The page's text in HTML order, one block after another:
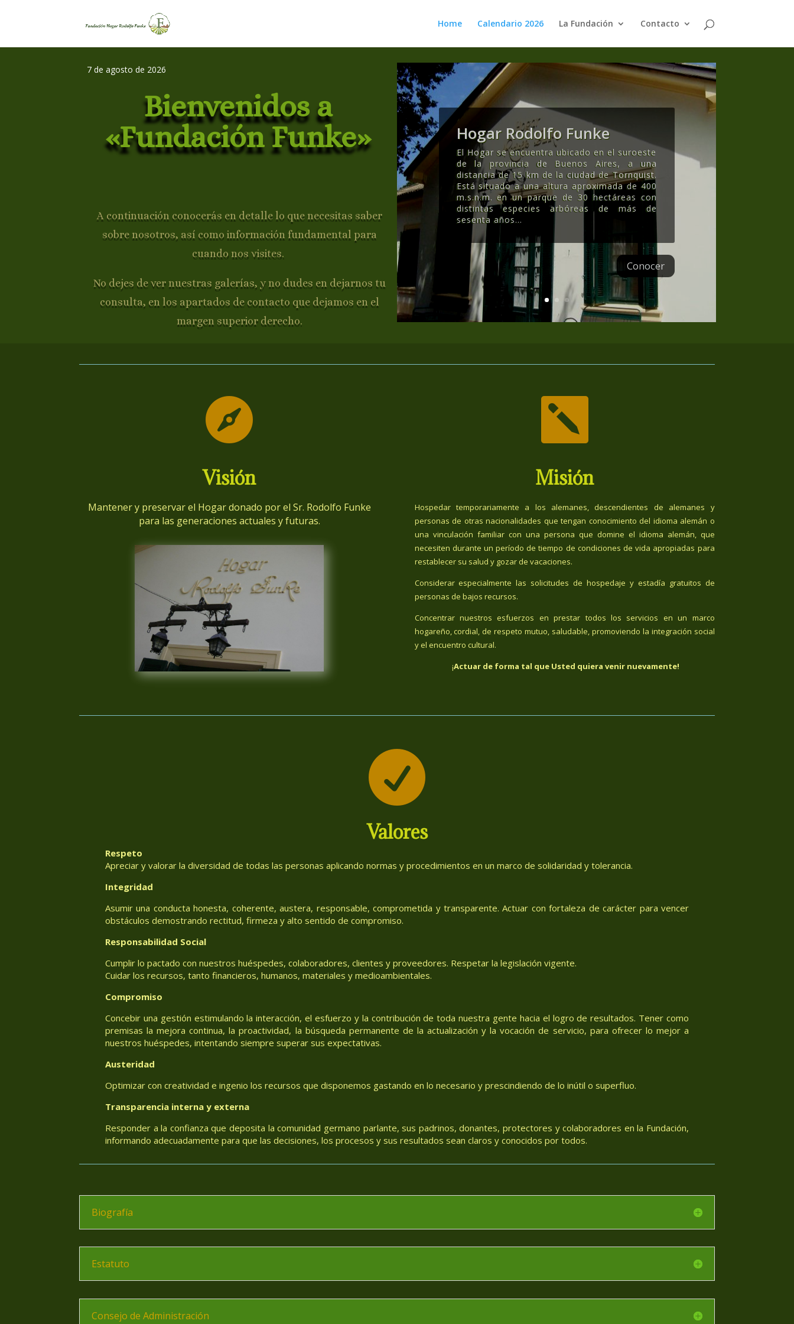
Home Calendario 2026 La Fundación Contacto
7 de agosto de 2026
Bienvenidos a
«Fundación Funke»
A continuación conocerás en detalle lo que necesitas saber
sobre nosotros, así como información fundamental para
cuando nos visites.
No dejes de ver nuestras galerías, y no dudes en dejarnos tu
consulta, en los apartados de contacto que dejamos en el
margen superior derecho.
Hogar Rodolfo Funke
El Hogar se encuentra ubicado en el suroeste
de la provincia de Buenos Aires, a una
distancia de 15 km de la ciudad de Tornquist.
Está situado a una altura aproximada de 400
m.s.n.m. en un parque de 30 hectáreas con
distintas especies arbóreas de más de
sesenta años...
Conocer

Visión
Mantener y preservar el Hogar donado por el Sr. Rodolfo Funke
para las generaciones actuales y futuras.

Misión
Hospedar temporariamente a los alemanes, descendientes de alemanes y
personas de otras nacionalidades que tengan conocimiento del idioma alemán o
una vinculación familiar con una persona que domine el idioma alemán, que
necesiten durante un período de tiempo de condiciones de vida apropiadas para
restablecer su salud y gozar de vacaciones.
Considerar especialmente las solicitudes de hospedaje y estadía gratuitos de
personas de bajos recursos.
Concentrar nuestros esfuerzos en prestar todos los servicios en un marco
hogareño, cordial, de respeto mutuo, saludable, promoviendo la integración social
y el encuentro cultural.
¡Actuar de forma tal que Usted quiera venir nuevamente!

Valores
Respeto
Apreciar y valorar la diversidad de todas las personas aplicando normas y procedimientos en un marco de solidaridad y tolerancia.
Integridad
Asumir una conducta honesta, coherente, austera, responsable, comprometida y transparente. Actuar con fortaleza de carácter para vencer
obstáculos demostrando rectitud, firmeza y alto sentido de compromiso.
Responsabilidad Social
Cumplir lo pactado con nuestros huéspedes, colaboradores, clientes y proveedores. Respetar la legislación vigente.
Cuidar los recursos, tanto financieros, humanos, materiales y medioambientales.
Compromiso
Concebir una gestión estimulando la interacción, el esfuerzo y la contribución de toda nuestra gente hacia el logro de resultados. Tener como
premisas la mejora continua, la proactividad, la búsqueda permanente de la actualización y la vocación de servicio, para ofrecer lo mejor a
nuestros huéspedes, intentando siempre superar sus expectativas.
Austeridad
Optimizar con creatividad e ingenio los recursos que disponemos gastando en lo necesario y prescindiendo de lo inútil o superfluo.
Transparencia interna y externa
Responder a la confianza que deposita la comunidad germano parlante, sus padrinos, donantes, protectores y colaboradores en la Fundación,
informando adecuadamente para que las decisiones, los procesos y sus resultados sean claros y conocidos por todos.
Biografía
Estatuto
Consejo de Administración